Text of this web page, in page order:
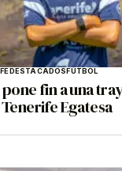
DESTACADOS FÚTBOL
fin a una
Egatesa